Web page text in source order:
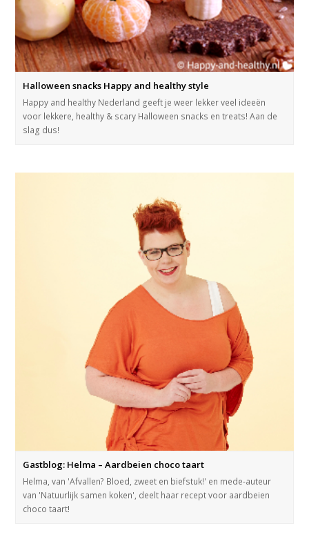
Halloween snacks Happy and healthy style
Happy and healthy Nederland geeft je weer lekker veel ideeën
voor lekkere, healthy & scary Halloween snacks en treats! Aan de
slag dus!
Gastblog: Helma – Aardbeien choco taart
Helma, van 'Afvallen? Bloed, zweet en biefstuk!' en mede-auteur
van 'Natuurlijk samen koken', deelt haar recept voor aardbeien
choco taart!